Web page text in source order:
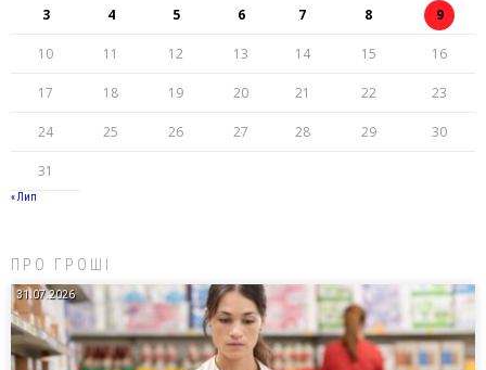
3 4 5 6 7 8 9
10 11 12 13 14 15 16
17 18 19 20 21 22 23
24 25 26 27 28 29 30
31
« Лип
ПРО ГРОШІ
31.07.2026